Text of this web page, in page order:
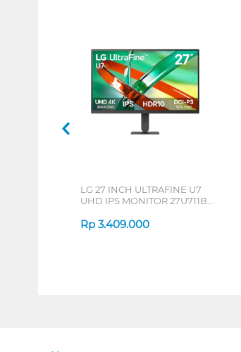
LG 27 INCH ULTRAFINE U7
UHD IPS MONITOR 27U711B-
Rp 3.409.000